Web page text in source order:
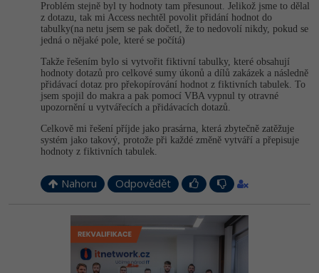
Problém stejně byl ty hodnoty tam přesunout. Jelikož jsme to dělal
z dotazu, tak mi Access nechtěl povolit přidání hodnot do
tabulky(na netu jsem se pak dočetl, že to nedovolí nikdy, pokud se
jedná o nějaké pole, které se počítá)
Takže řešením bylo si vytvořit fiktivní tabulky, které obsahují
hodnoty dotazů pro celkové sumy úkonů a dílů zakázek a následně
přidávací dotaz pro překopírování hodnot z fiktivních tabulek. To
jsem spojil do makra a pak pomocí VBA vypnul ty otravné
upozornění u vytvářecích a přidávacích dotazů.
Celkově mi řešení příjde jako prasárna, která zbytečně zatěžuje
systém jako takový, protože při každé změně vytváří a přepisuje
hodnoty z fiktivních tabulek.
Nahoru Odpovědět